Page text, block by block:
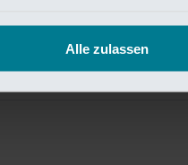
Alle zulassen
Kempen Research